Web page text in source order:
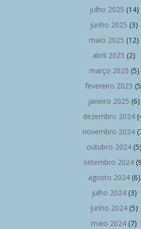
julho 2025 (14)
junho 2025 (3)
maio 2025 (12)
abril 2025 (2)
março 2025 (5)
fevereiro 2025
janeiro 2025 (6)
dezembro 2024
novembro 2024
outubro 2024(5)
setembro 2024
agosto 2024(6)
julho 2024(3)
junho 2024 (5)
maio 2024 (7)